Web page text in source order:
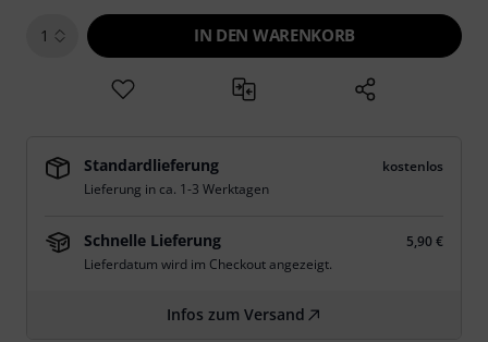
1 IN DEN WARENKORB
Standardlieferung
kostenlos
Lieferung in ca. 1-3 Werktagen
Schnelle Lieferung
5,90 €
Lieferdatum wird im Checkout angezeigt.
Infos zum Versand